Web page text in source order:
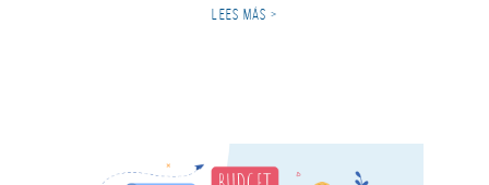
LEES MÁS >